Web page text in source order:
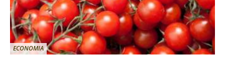
ECONOMIA